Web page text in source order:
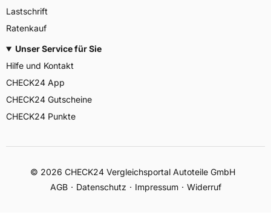
Lastschrift
Ratenkauf
Unser Service für Sie
Hilfe und Kontakt
CHECK24 App
CHECK24 Gutscheine
CHECK24 Punkte
© 2026 CHECK24 Vergleichsportal Autoteile GmbH
AGB
Datenschutz Impressum Widerruf